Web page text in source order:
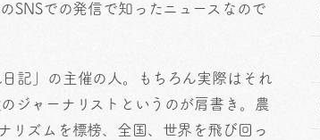
SNSでの発信で知ったニュースなので
記」の主催の人。もちろん実際はそれ
ジャーナリストというのが肩書き。農
リズムを標榜、全国、世界を飛び回っ